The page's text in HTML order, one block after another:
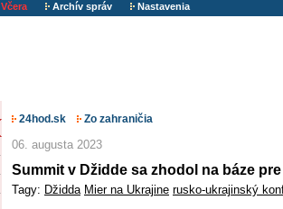
Včera Archív správ Nastavenia
24hod.sk Zo zahraničia
06. augusta 2023
Summit v Džidde sa zhodol na báze
Tagy: Džidda Mier na Ukrajine rusko-ukrajinský